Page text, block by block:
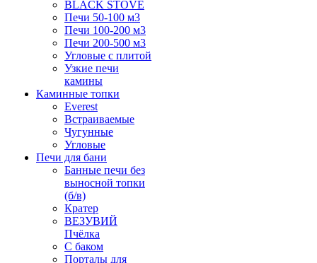
BLACK STOVE
Печи 50-100 м3
Печи 100-200 м3
Печи 200-500 м3
Угловые с плитой
Узкие печи
камины
Каминные топки
Everest
Встраиваемые
Чугунные
Угловые
Печи для бани
Банные печи без
выносной топки
(б/в)
Кратер
ВЕЗУВИЙ
Пчёлка
С баком
Порталы для